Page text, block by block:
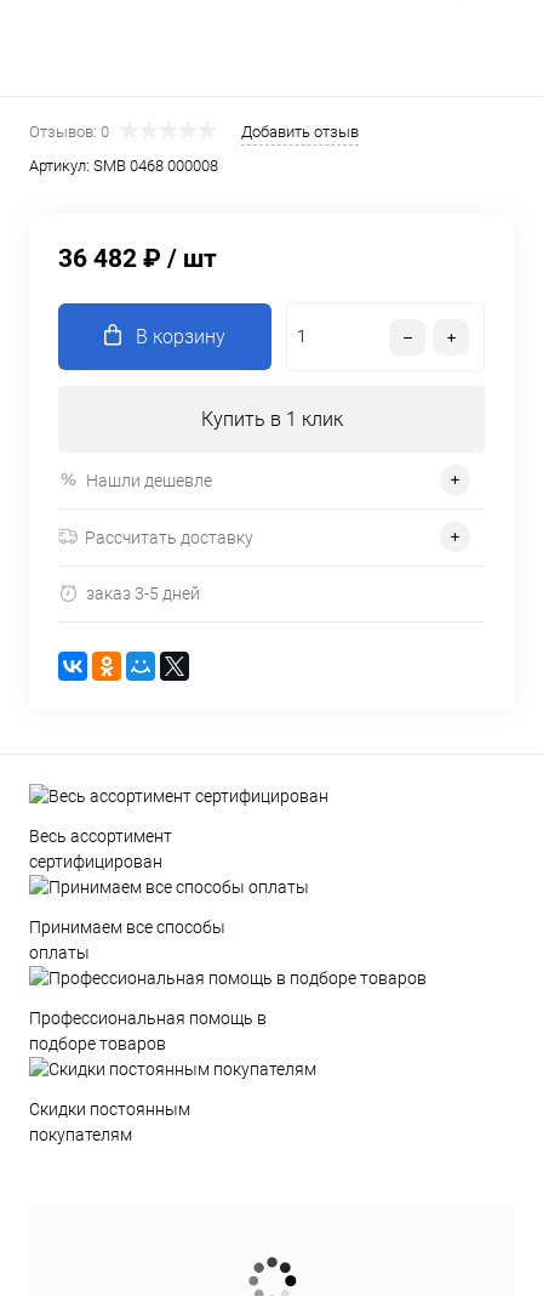
Отзывов: 0
Добавить отзыв
Артикул: SMB 0468 000008
36 482 ₽ / шт
В корзину
Купить в 1 клик
Нашли дешевле
Рассчитать доставку
заказ 3-5 дней
Весь ассортимент
сертифицирован
Принимаем все способы
оплаты
Профессиональная помощь в
подборе товаров
Скидки постоянным
покупателям